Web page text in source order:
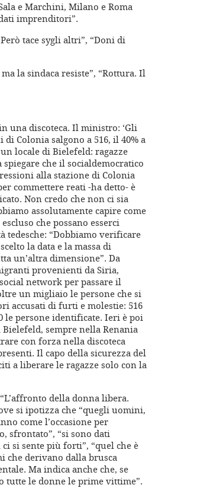
e Marchini, Milano e Roma
imprenditori”.
tace sygli altri”, “Doni di
la sindaca resiste”, “Rottura. Il
una discoteca. Il ministro: ‘Gli
Colonia salgono a 516, il 40% a
locale di Bielefeld: ragazze
spiegare che il socialdemocratico
alla stazione di Colonia
commettere reati -ha detto- è
Non credo che non ci sia
assolutamente capire come
che possano esserci
tedesche: “Dobbiamo verificare
la data e la massa di
un’altra dimensione”. Da
provenienti da Siria,
network per passare il
un migliaio le persone che si
accusati di furti e molestie: 516
le persone identificate. Ieri è poi
sempre nella Renania
con forza nella discoteca
Il capo della sicurezza del
a liberare le ragazze solo con la
della donna libera.
si ipotizza che “quegli uomini,
come l’occasione per
sfrontato”, “si sono dati
si sente più forti”, “quel che è
che derivano dalla brusca
Ma indica anche che, se
tutte le donne le prime vittime”.